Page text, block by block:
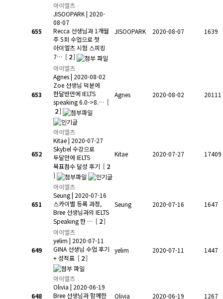
655
아이엘츠
JISOOPARK| 2020-
08-07
Recca 선생님과 1개월
주 5회 수업으로 첫
아이엘츠 시험 스피킹
7… [ 2]
JISOOPARK 2020-08-07 1639
653
아이엘츠
Agnes| 2020-08-02
Zoe 선생님 덕분에
한달반만에 IELTS
speaking 6.0->8.… [
2]
Agnes 2020-08-02 20111
652
아이엘츠
Kitae| 2020-07-27
Skybel 수강으로
두달만에 IELTS
목표점수 달성 후기 [ 2
]
Kitae 2020-07-27 17409
651
아이엘츠
Seung| 2020-07-16
스카이벨 등록 과정,
Bree 선생님과의 IELTS
Speaking 한 … [ 2]
Seung 2020-07-16 1647
649
아이엘츠
yelim | 2020-07-11
GINA 선생님 수업 후기
+ 성적표 [ 2]
yelim 2020-07-11 1447
648
아이엘츠
Olivia | 2020-06-19
Bree 선생님과 함께한
Olivia 2020-06-19 1267